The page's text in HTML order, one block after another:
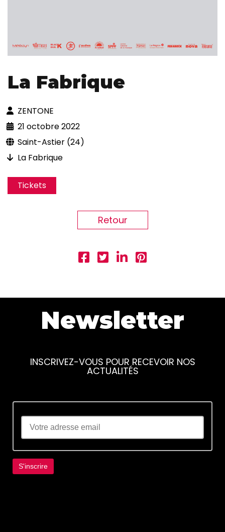
La Fabrique
ZENTONE
21 octobre 2022
Saint-Astier (24)
La Fabrique
Tickets
Retour
Newsletter
INSCRIVEZ-VOUS POUR RECEVOIR NOS
ACTUALITÉS